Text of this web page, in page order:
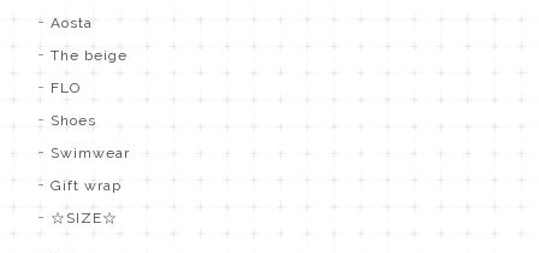
Aosta
The beige
FLO
Shoes
Swimwear
Gift wrap
☆SIZE☆